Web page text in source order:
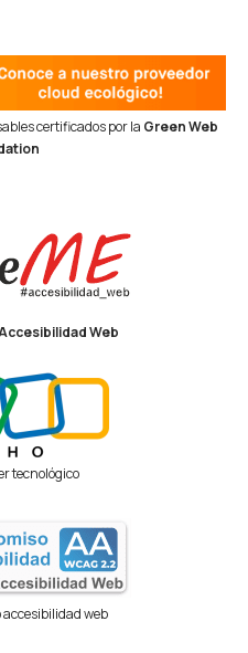
certificados por la Green Web
Web
tecnológico
web